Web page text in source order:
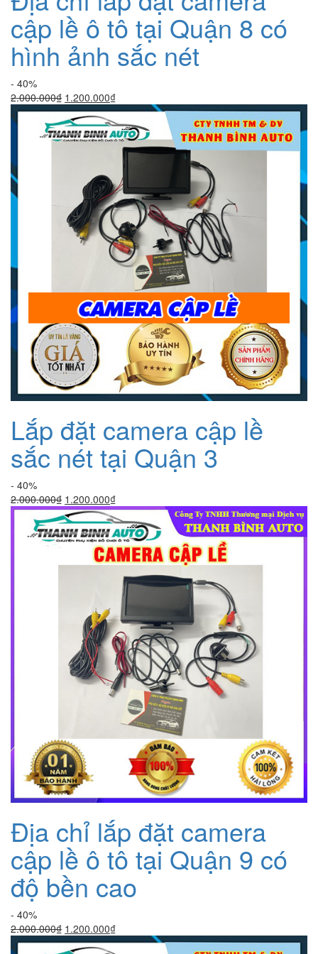
cập lề ô tô tại Quận 8 có
hình ảnh sắc nét
- 40%
2.000.000₫ Giá
gốc
là:
2.000.000₫.
1.200.000₫Giá
hiện
tại
là:
1.200.000₫.
Lắp đặt camera cập lề
sắc nét tại Quận 3
- 40%
2.000.000₫ Giá
gốc
là:
2.000.000₫.
1.200.000₫Giá
hiện
tại
là:
1.200.000₫.
Địa chỉ lắp đặt camera
cập lề ô tô tại Quận 9 có
độ bền cao
- 40%
2.000.000₫ Giá
gốc
1.200.000₫Giá
hiện